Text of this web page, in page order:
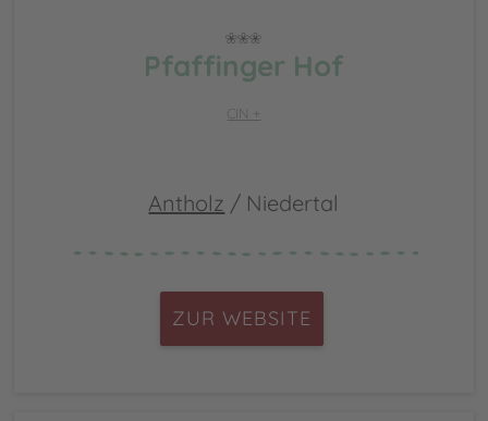
Pfaffinger Hof
CIN +
Antholz / Niedertal
ZUR WEBSITE